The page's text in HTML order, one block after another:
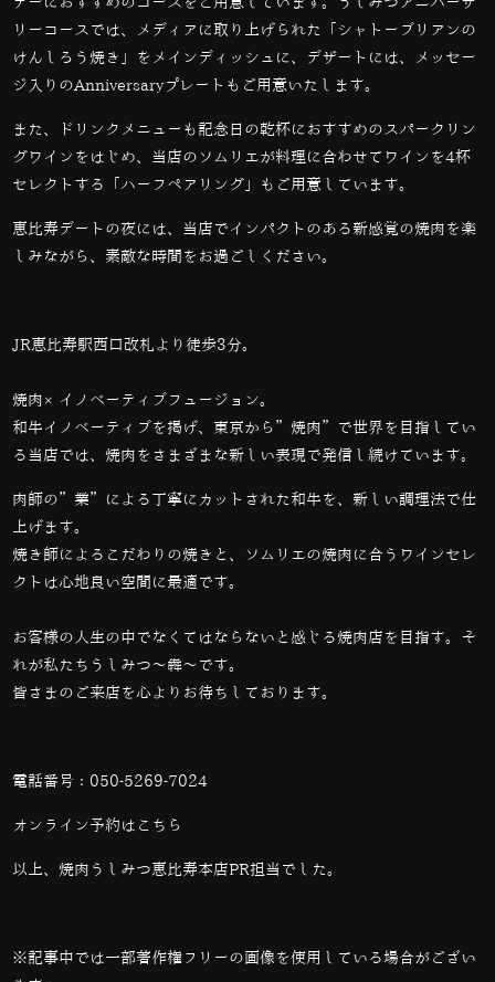
ナーにおすすめのコースをご用意しています。うしみつアニバーサ
リーコースでは、メディアに取り上げられた「 シャトーブリアンの
けんしろう焼き」をメインディッシュに、デザートには、メッセー
ジ入りのAnniversaryプレートもご用意いたします。
また、ドリンクメニューも記念日の乾杯におすすめのスパークリン
グワインをはじめ、当店のソムリエが料理に合わせてワインを4杯
セレクトする「ハーフペアリング」もご用意しています。
恵比寿デートの夜には、当店でインパクトのある新感覚の焼肉を楽
しみながら、素敵な時間をお過ごしください。
JR恵比寿駅西口改札より徒歩3分。
焼肉×イノベーティブフュージョン。
和牛イノベーティブを掲げ、東京から”焼肉”で世界を目指してい
る当店では、焼肉をさまざまな新しい表現で発信し続けています。
肉師の”業”による丁寧にカットされた和牛を、新しい調理法で仕
上げます。
焼き師によるこだわりの焼きと、ソムリエの焼肉に合うワインセレ
クトは心地良い空間に最適です。
お客様の人生の中でなくてはならないと感じる焼肉店を目指す。そ
れが私たちうしみつ～犇～です。
皆さまのご来店を心よりお待ちしております。
電話番号： 050-5269-7024
オンライン予約は こちら
以上、焼肉うしみつ恵比寿本店PR担当でした。
※記事中では一部著作権フリーの画像を使用している場合がござい